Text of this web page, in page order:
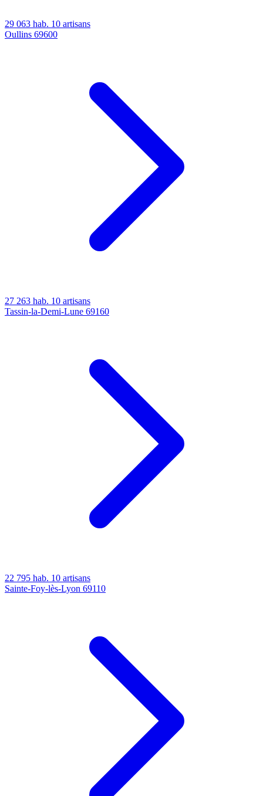
29 063 hab. 10 artisans
Oullins 69600
27 263 hab. 10 artisans
Tassin-la-Demi-Lune 69160
22 795 hab. 10 artisans
Sainte-Foy-lès-Lyon 69110